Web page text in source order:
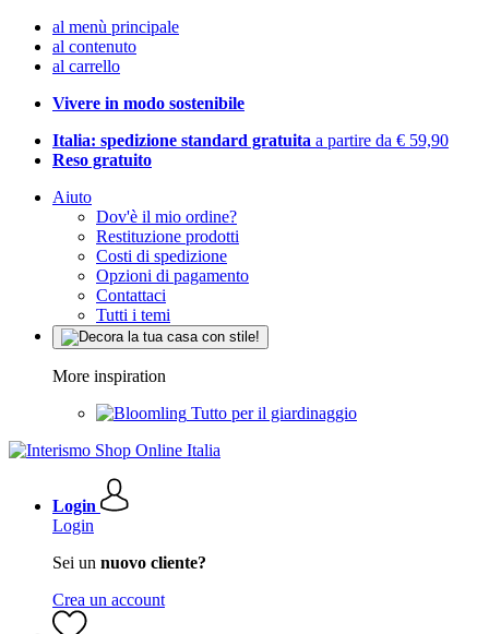
al menù principale
al contenuto
al carrello
Vivere in modo sostenibile
Italia: spedizione standard gratuita a partire da € 59,90
Reso gratuito
Aiuto
Dov'è il mio ordine?
Restituzione prodotti
Costi di spedizione
Opzioni di pagamento
Contattaci
Tutti i temi
More inspiration
Tutto per il giardinaggio
Login
Login
Sei un nuovo cliente?
Crea un account